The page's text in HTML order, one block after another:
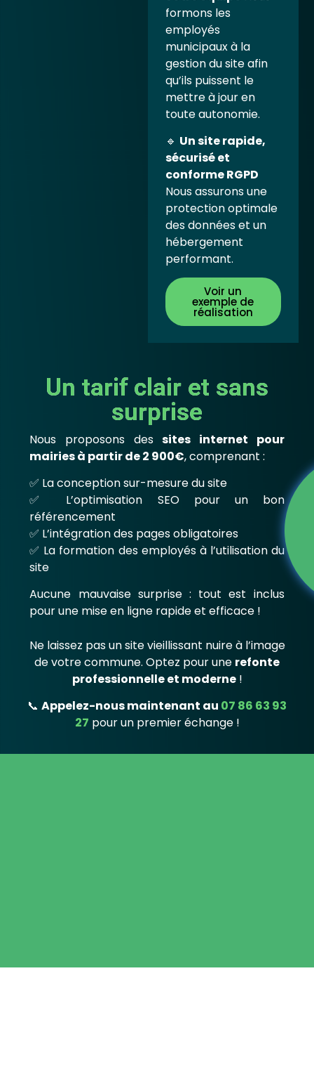
formons les
employés
municipaux à la
gestion du site afin
qu’ils puissent le
mettre à jour en
toute autonomie.
🔹 Un site rapide,
sécurisé et
conforme RGPD
Nous assurons une
protection optimale
des données et un
hébergement
performant.
Voir un
exemple de
réalisation
Un tarif clair et sans
surprise
Nous proposons dessites internet pour
mairies à partir de 2 900€, comprenant :
✅ La conception sur-mesure du site
✅ L’optimisation SEO pour un bon
référencement
✅ L’intégration des pages obligatoires
✅ La formation des employés à l’utilisation du
site
Aucune mauvaise surprise : tout est inclus
pour une mise en ligne rapide et efficace !
Ne laissez pas un site vieillissant nuire à l’image
de votre commune. Optez pour une refonte
professionnelle et moderne!
📞 Appelez-nous maintenant au 07 86 63 93
27 pour un premier échange !